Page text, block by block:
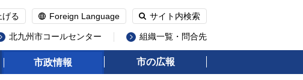
げる Foreign Language サイト内検索
北九州市コールセンター 組織一覧・問合先
市政情報 市の広報